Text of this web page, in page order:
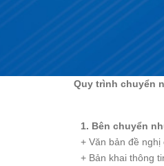
Quy trình chuyển
1. Bên chuyển
+ Văn bản đề
+ Bản khai thông